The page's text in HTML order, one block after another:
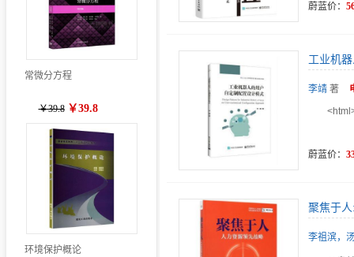
常微分方程
￥39.8 ￥39.8
环境保护概论
蔚蓝价：
工业机
李靖 著
蔚蓝价：
聚焦于
李祖滨，